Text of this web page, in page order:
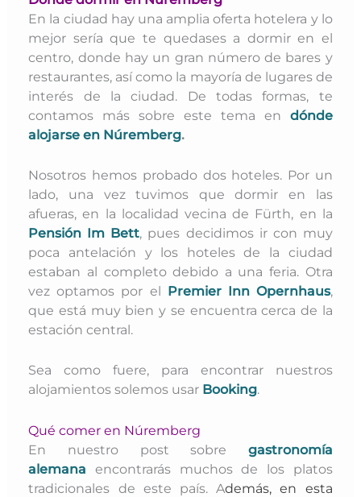
En la ciudad hay una amplia oferta hotelera y lo
mejor sería que te quedases a dormir en el
centro, donde hay un gran número de bares y
restaurantes, así como la mayoría de lugares de
interés de la ciudad. De todas formas, te
contamos más sobre este tema en dónde
alojarse en Núremberg.
Nosotros hemos probado dos hoteles. Por un
lado, una vez tuvimos que dormir en las
afueras, en la localidad vecina de Fürth, en la
Pensión Im Bett, pues decidimos ir con muy
poca antelación y los hoteles de la ciudad
estaban al completo debido a una feria. Otra
vez optamos por el Premier Inn Opernhaus,
que está muy bien y se encuentra cerca de la
estación central.
Sea como fuere, para encontrar nuestros
alojamientos solemos usar Booking.
Qué comer en Núremberg
En nuestro post sobre gastronomía
alemana encontrarás muchos de los platos
tradicionales de este país. Además, en esta